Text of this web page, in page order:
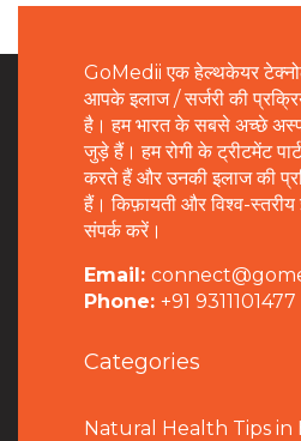
GoMedii एक हेल्थकेयर
आपके इलाज / सर्जरी की
है। हम भारत के सबसे अच्छे
जुड़े हैं। हम रोगी के ट्रीटमेंट
करते हैं और उनकी इलाज की
हैं। किफ़ायती और विश्व-
संपर्क करें।
Email:
Phone: +91 9311101477
Categories
Natural Health Tips in